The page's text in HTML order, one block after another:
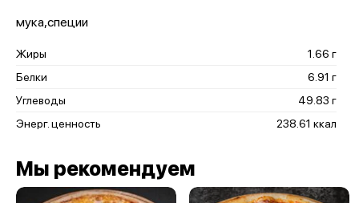
мука,специи
Жиры
1.66 г
Белки
6.91 г
Углеводы
49.83 г
Энерг. ценность
238.61 ккал
Мы рекомендуем